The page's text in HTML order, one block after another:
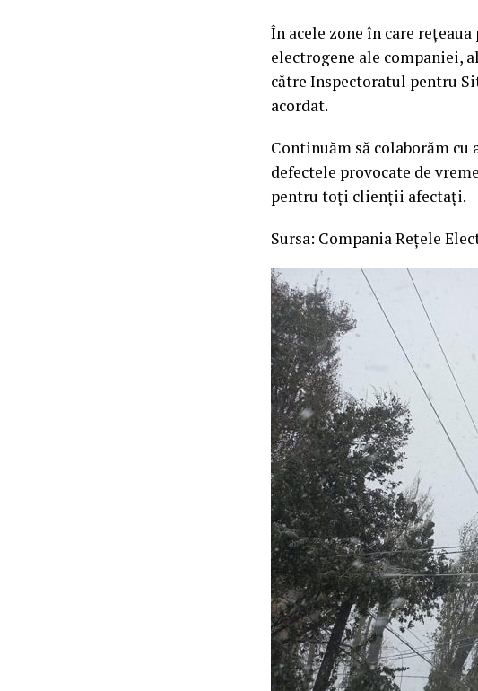
În acele zone în care
electrogene ale companiei,
către Inspectoratul pentru
acordat.
Continuăm să colaborăm
defectele provocate de
pentru toți clienții afectați.
Sursa: Compania Rețele